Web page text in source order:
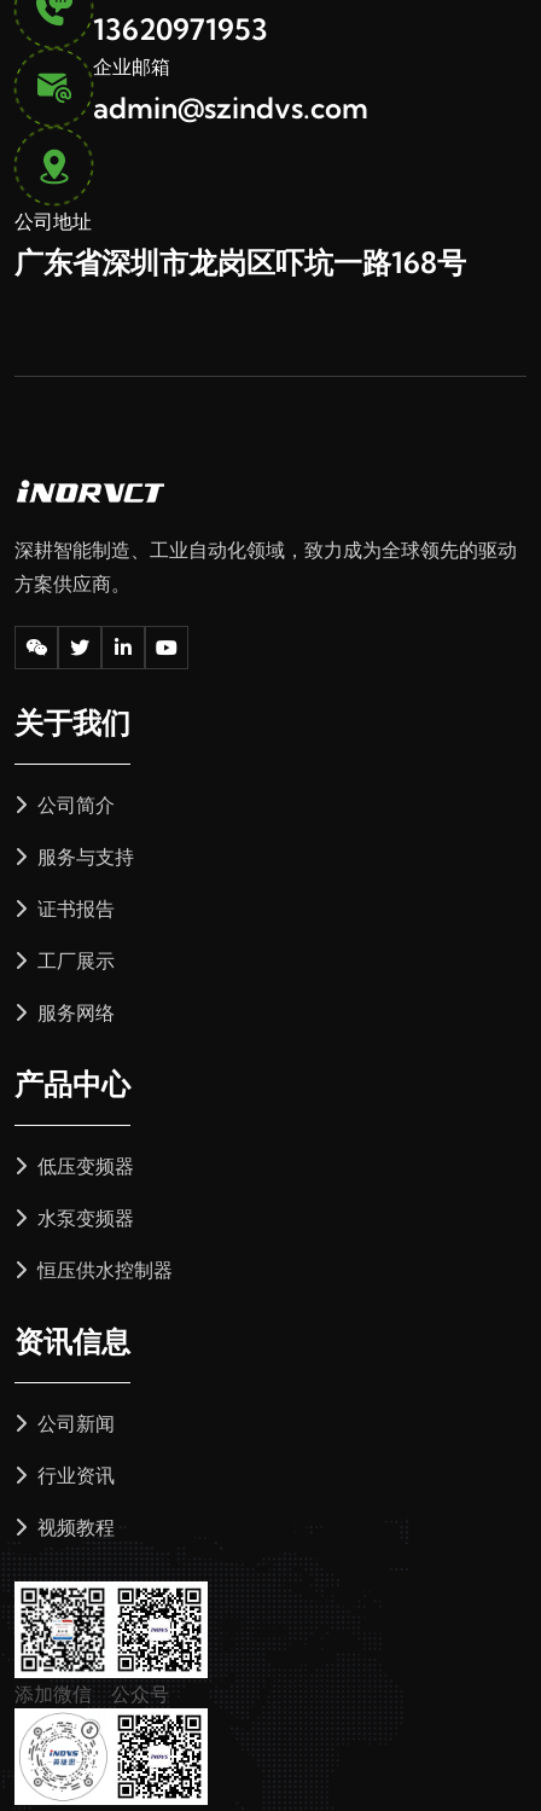
13620971953
企业邮箱
admin@szindvs.com
公司地址
广东省深圳市龙岗区吓坑一路168号
深耕智能制造、工业自动化领域，致力成为全球领先的驱动
方案供应商。
关于我们
公司简介
服务与支持
证书报告
工厂展示
服务网络
产品中心
低压变频器
水泵变频器
恒压供水控制器
资讯信息
公司新闻
行业资讯
视频教程
添加微信 公众号